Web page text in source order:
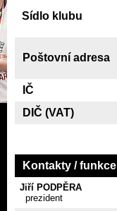
Sídlo klubu
Poštovní adresa
IČ
DIČ (VAT)
Kontakty / funkce
Jiří PODPĚRA
prezident